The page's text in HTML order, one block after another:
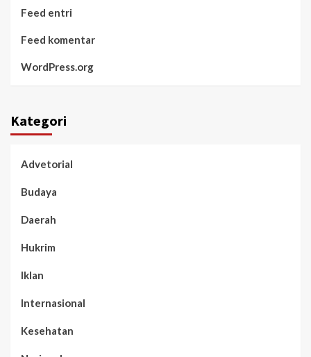
Feed entri
Feed komentar
WordPress.org
Kategori
Advetorial
Budaya
Daerah
Hukrim
Iklan
Internasional
Kesehatan